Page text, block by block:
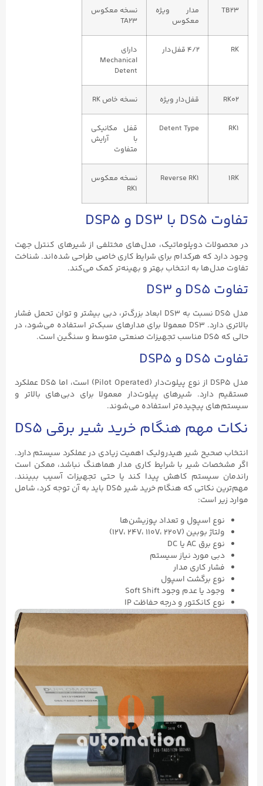
TB23
مدار ویژه
معکوس
نسخه معکوس
TA23
RK ۴/۲ قفل‌دار
دارای
Mechanical
Detent
RK02 قفل‌دار ویژه نسخه خاص RK
RK1
Detent Type
قفل مکانیکی
با آرایش
متفاوت
1RK
Reverse RK1
نسخه معکوس
RK1
تفاوت DS5 با DS3 و DSP5
در محصولات دوپلوماتیک، مدل‌های مختلفی از شیرهای کنترل جهت
وجود دارد که هرکدام برای شرایط کاری خاصی طراحی شده‌اند. شناخت
تفاوت مدل‌ها به انتخاب بهتر و بهینه‌تر کمک می‌کند.
تفاوت DS5 و DS3
مدل DS5 نسبت به DS3 ابعاد بزرگ‌تر، دبی بیشتر و توان تحمل فشار
بالاتری دارد. DS3 معمولا برای مدارهای سبک‌تر استفاده می‌شود، در
حالی که DS5 مناسب تجهیزات صنعتی متوسط و سنگین است.
تفاوت DS5 و DSP5
مدل DSP5 از نوع پیلوت‌دار (Pilot Operated) است، اما DS5 عملکرد
مستقیم دارد. شیرهای پیلوت‌دار معمولا برای دبی‌های بالاتر و
سیستم‌های پیچیده‌تر استفاده می‌شوند.
نکات مهم هنگام خرید شیر برقی DS5
انتخاب صحیح شیر هیدرولیک اهمیت زیادی در عملکرد سیستم دارد.
اگر مشخصات شیر با شرایط کاری مدار هماهنگ نباشد، ممکن است
راندمان سیستم کاهش پیدا کند یا حتی تجهیزات آسیب ببینند.
مهم‌ترین نکاتی که هنگام خرید شیر DS5 باید به آن توجه کرد، شامل
موارد زیر است:
نوع اسپول و تعداد پوزیشن‌ها
ولتاژ بوبین (12V، 24V، 110V، 220V)
نوع برق AC یا DC
دبی مورد نیاز سیستم
فشار کاری مدار
نوع برگشت اسپول
وجود یا عدم وجود Soft Shift
نوع کانکتور و درجه حفاظت IP